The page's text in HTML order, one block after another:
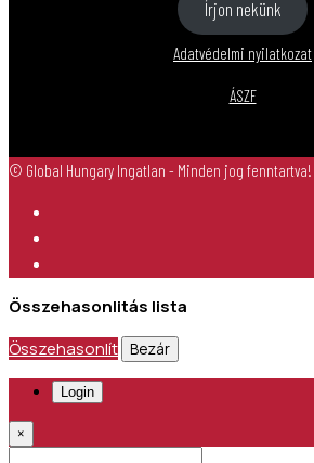
Írjon nekünk
Adatvédelmi nyilatkozat
ÁSZF
© Global Hungary Ingatlan - Minden jog fenntartva!
Összehasonlitás lista
Összehasonlít
Bezár
Login
×